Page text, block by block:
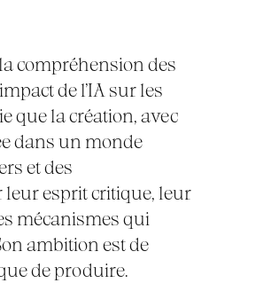
compréhension des
de l’IA sur les
que la création, avec
dans un monde
et des
leur esprit critique, leur
mécanismes qui
ambition est de
de produire.